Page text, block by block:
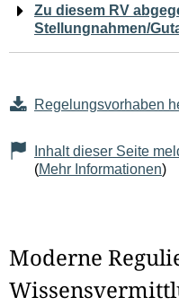
Zu diesem RV
Stellungnahmen/
Regelungsvorhaben
Inhalt dieser Seite
(Mehr Informationen)
Moderne